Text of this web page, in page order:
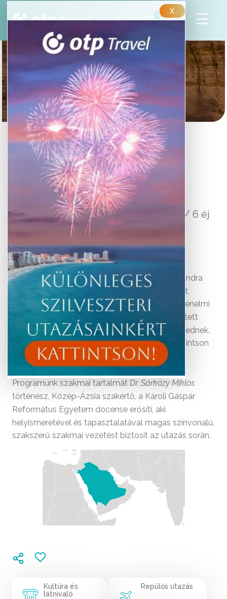
X
0
SZAÚD-ARÁBIA
ARANYHÁROMSZÖG
Csoportos körutazás magyar idegenvezetővel
1 339 000 Ft-tól/fő 8 nap / 6 éj
Időpontok és árak
Engedje meg, hogy egy páratlan kulturális kalandra
invitáljuk: fedezze fel Szaúd-Arábia ősi városait,
homokdűnék ölelte oázisait és lenyűgöző történelmi
emlékhelyeit! Az utazás során az arab világ rejtett
kincsei és modern csodái egyaránt megelevenednek.
További érdekességekért Szaúd-Arábiáról kattintson
.
Programunk szakmai tartalmát Dr. Sárközy Miklós
történész, Közép-Ázsia szakértő, a Károli Gáspár
Református Egyetem docense erősíti, aki
helyismeretével és tapasztalatával magas színvonalú,
szakszerű szakmai vezetést biztosít az utazás során.
Kultúra és
látnivaló
Repülős utazás